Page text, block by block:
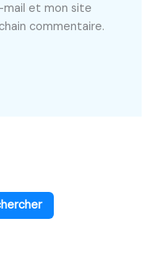
mail et mon site
commentaire.